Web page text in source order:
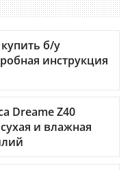
б/у
инструкция
Dreame Z40
и влажная